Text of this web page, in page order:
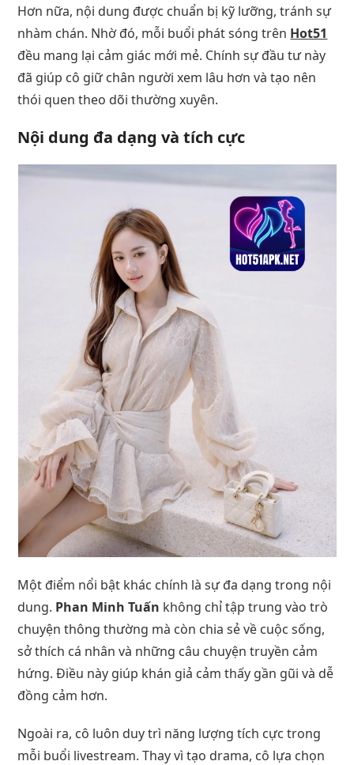
Hơn nữa, nội dung được chuẩn bị kỹ lưỡng, tránh sự
nhàm chán. Nhờ đó, mỗi buổi phát sóng trên Hot51
đều mang lại cảm giác mới mẻ. Chính sự đầu tư này
đã giúp cô giữ chân người xem lâu hơn và tạo nên
thói quen theo dõi thường xuyên.
Nội dung đa dạng và tích cực
Một điểm nổi bật khác chính là sự đa dạng trong nội
dung. Phan Minh Tuấn không chỉ tập trung vào trò
chuyện thông thường mà còn chia sẻ về cuộc sống,
sở thích cá nhân và những câu chuyện truyền cảm
hứng. Điều này giúp khán giả cảm thấy gần gũi và dễ
đồng cảm hơn.
Ngoài ra, cô luôn duy trì năng lượng tích cực trong
mỗi buổi livestream. Thay vì tạo drama, cô lựa chọn